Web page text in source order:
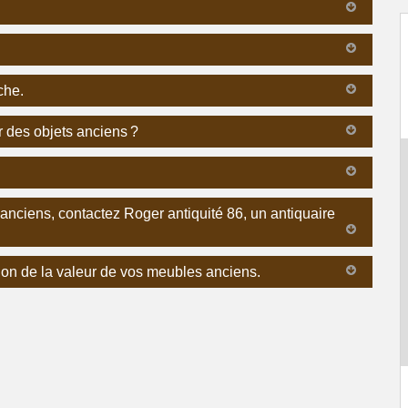
des objets anciens ?
contactez Roger antiquité 86, un antiquaire
de la valeur de vos meubles anciens.